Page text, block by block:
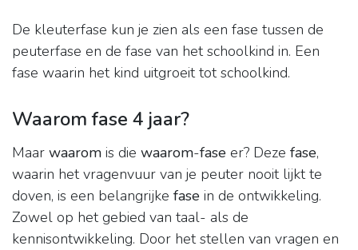
De kleuterfase kun je zien als een fase tussen de
peuterfase en de fase van het schoolkind in. Een
fase waarin het kind uitgroeit tot schoolkind.
Waarom fase 4 jaar?
Maar waarom is die waarom-fase er? Deze fase,
waarin het vragenvuur van je peuter nooit lijkt te
doven, is een belangrijke fase in de ontwikkeling.
Zowel op het gebied van taal- als de
kennisontwikkeling. Door het stellen van vragen en